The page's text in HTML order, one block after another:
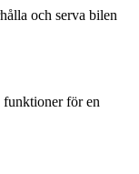
och serva bilen
funktioner för en